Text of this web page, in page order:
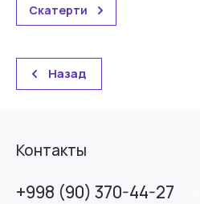
Скатерти
Назад
Контакты
+998 (90) 370-44-27